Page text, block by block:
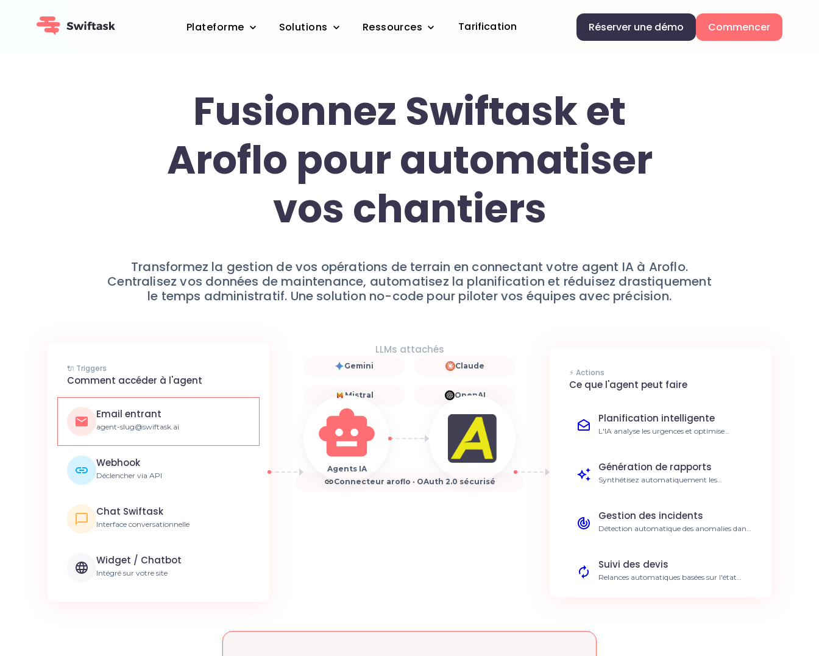
Plateforme Solutions Ressources Tarification Réserver une démo Commencer
Fusionnez Swiftask et
Aroflo pour automatiser
vos chantiers
Transformez la gestion de vos opérations de terrain en connectant votre agent IA à Aroflo.
Centralisez vos données de maintenance, automatisez la planification et réduisez drastiquement
le temps administratif. Une solution no-code pour piloter vos équipes avec précision.
🔌 Triggers
Comment accéder à l'agent
Email entrant
agent-slug@swiftask.ai
Webhook
Déclencher via API
Chat Swiftask
Interface conversationnelle
Widget / Chatbot
Intégré sur votre site
LLMs attachés
Gemini Claude
Mistral OpenAI
Agents IA
Connecteur aroflo · OAuth 2.0 sécurisé
⚡ Actions
Ce que l'agent peut faire
Planification intelligente
L'IA analyse les urgences et optimise
trajet.
Génération de rapports
Synthétisez automatiquement les
Gestion des incidents
Détection automatique des anomalies dans
Suivi des devis
Relances automatiques basées sur l'état